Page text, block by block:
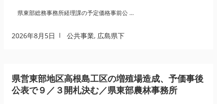
県東部総務事務所経理課の予定価格事前公 …
2026年8月5日 公共事業, 広島県下
県営東部地区高根島工区の増殖場造成、予価事後
公表で９／３開札決む／県東部農林事務所